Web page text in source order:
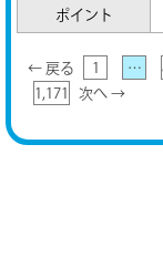
ポイント
← 戻る 1 …
1,171
次へ →